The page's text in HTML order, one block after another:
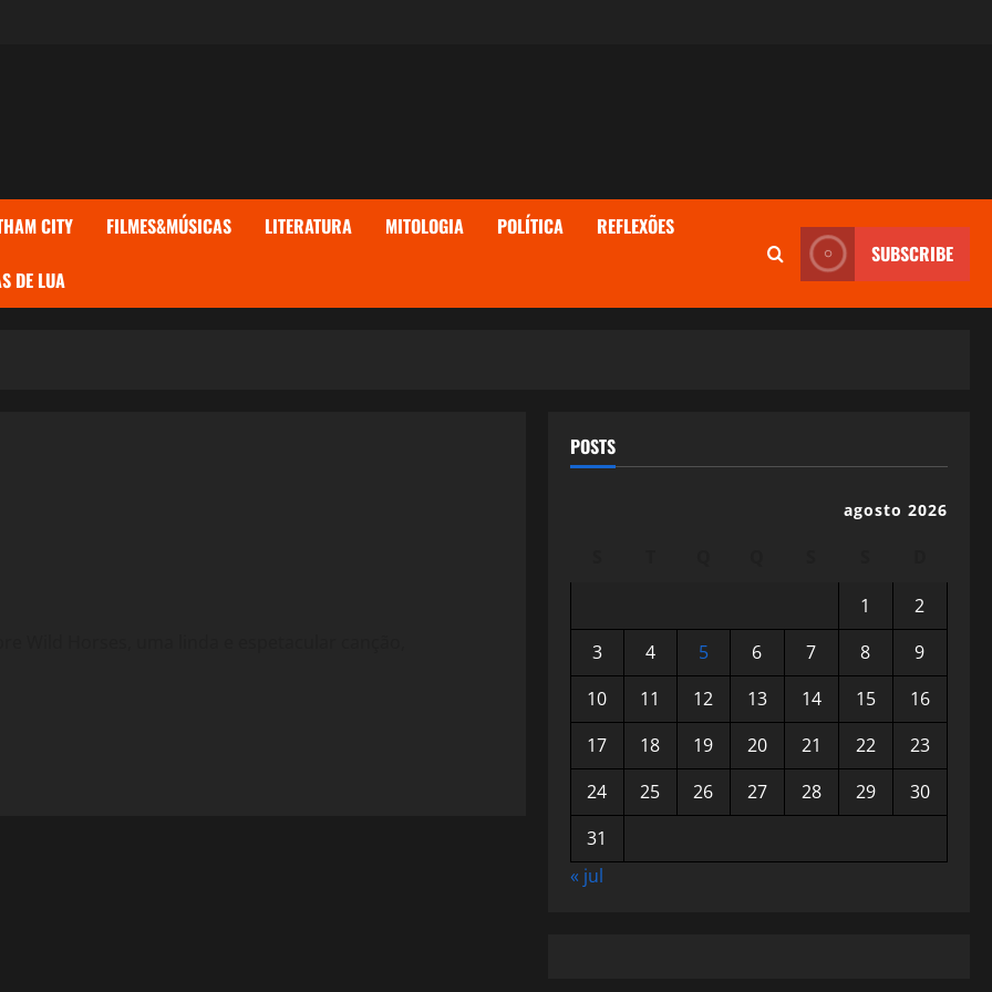
CITY FILMES&MÚSICAS LITERATURA MITOLOGIA POLÍTICA REFLEXÕES
DE LUA
SUBSCRIBE
POSTS
agosto 2026
1
2
3
4 5 6 7 8
9
10
11 12 13 14 15
16
17
18 19 20 21 22
23
24
25 26 27 28 29
30
31
« jul